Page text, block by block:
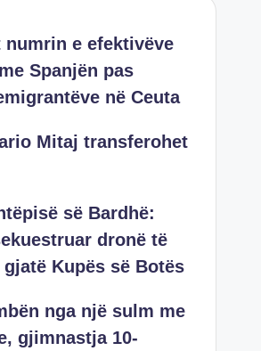
numrin e efektivëve
Spanjën pas
në Ceuta
Mitaj transferohet
së Bardhë:
dronë të
Kupës së Botës
nga një sulm me
gjimnastja 10-